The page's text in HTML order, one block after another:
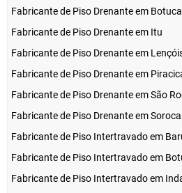
Fabricante de Piso Drenante em
Fabricante de Piso Drenante em Itu
Fabricante de Piso Drenante em
Fabricante de Piso Drenante em
Fabricante de Piso Drenante em São
Fabricante de Piso Drenante em
Fabricante de Piso Intertravado em
Fabricante de Piso Intertravado em
Fabricante de Piso Intertravado em